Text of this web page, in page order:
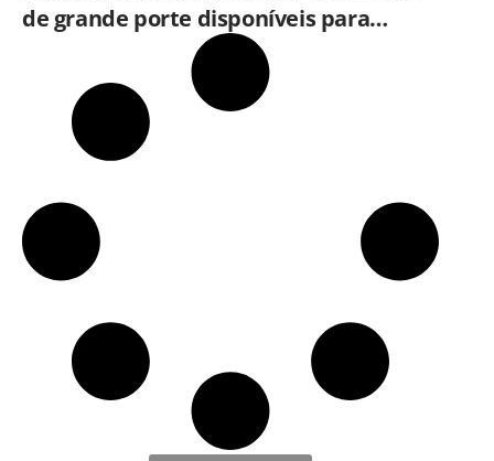
de grande porte disponíveis para
adoção no Horto